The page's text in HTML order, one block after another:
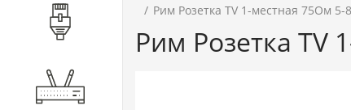
Рим Розетка TV 1-местная 75Ом 5-
Рим Розетка TV